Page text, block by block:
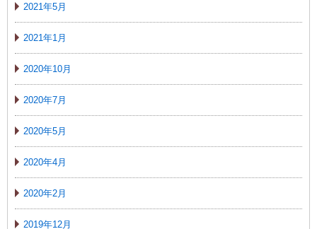
2021年5月
2021年1月
2020年10月
2020年7月
2020年5月
2020年4月
2020年2月
2019年12月